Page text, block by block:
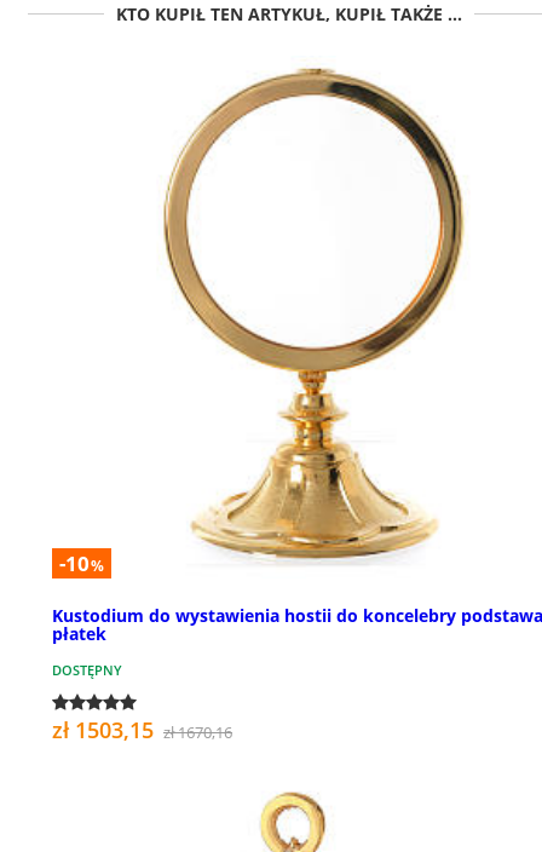
KTO KUPIŁ TEN ARTYKUŁ, KUPIŁ TAKŻE ...
-10%
Kustodium do wystawienia hostii do koncelebry podstawa
płatek
DOSTĘPNY
zł 1503,15 zł 1670,16